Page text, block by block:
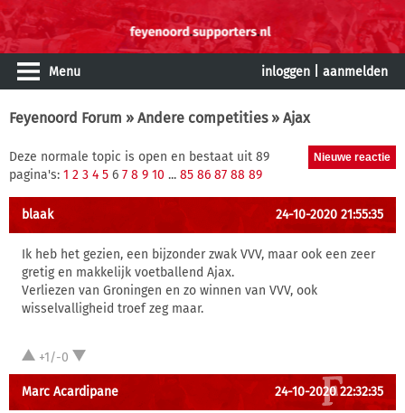
Menu inloggen aanmelden
Feyenoord Forum » Andere competities» Ajax
Deze normale topic is open en bestaat uit 89
pagina's: 1 2 3 4 5 6 7 8 9 10 ... 85 86 87 88 89
blaak 24-10-2020 21:55:35
Ik heb het gezien, een bijzonder zwak VVV, maar ook een zeer
gretig en makkelijk voetballend Ajax.
Verliezen van Groningen en zo winnen van VVV, ook
wisselvalligheid troef zeg maar.
+1/-0
Marc Acardipane 24-10-2020 22:32:35